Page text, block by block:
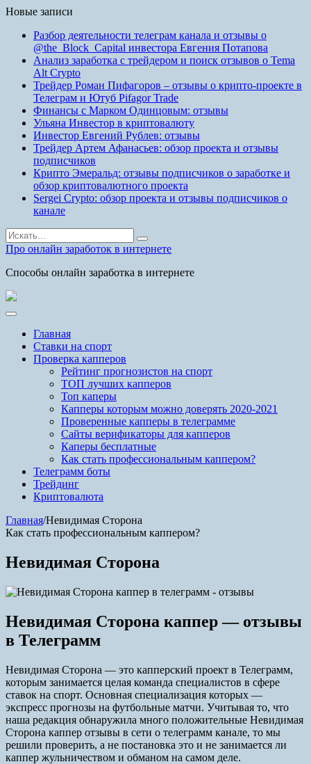
Новые записи
Разбор деятельности телеграм канала и отзывы о
@the_Block_Capital инвестора Евгения Потапова
Анализ заработка с трейдером и поиск отзывов о Tema
Alt Crypto
Трейдер Роман Пифагоров – отзывы о крипто-проекте в
Телеграм и Ютуб Pifagor Trade
Финансы с Марком Одинцовым: отзывы
Ульяна Инвестор в криптовалюту
Инвестор Евгений Рублев: отзывы
Трейдер Артем Афанасьев: обзор проекта и отзывы
подписчиков
Крипто Эмеральд: отзывы подписчиков о заработке и
обзор криптовалютного проекта
Sergei Crypto: обзор проекта и отзывы подписчиков о
канале
Найти:
Про онлайн заработок в интернете
Способы онлайн заработка в интернете
Главная
Ставки на спорт
Проверка капперов
Рейтинг прогнозистов на спорт
ТОП лучших капперов
Топ каперы
Капперы которым можно доверять 2020-2021
Проверенные капперы в телеграмме
Сайты верификаторы для капперов
Каперы бесплатные
Как стать профессиональным каппером?
Телеграмм боты
Трейдинг
Криптовалюта
Главная/Невидимая Сторона
Как стать профессиональным каппером?
Невидимая Сторона
Невидимая Сторона каппер — отзывы
в Телеграмм
Невидимая Сторона — это капперский проект в Телеграмм,
которым занимается целая команда специалистов в сфере
ставок на спорт. Основная специализация которых —
экспресс прогнозы на футбольные матчи. Учитывая то, что
наша редакция обнаружила много положительные Невидимая
Сторона каппер отзывы в сети о телеграмм канале, то мы
решили проверить, а не постановка это и не занимается ли
каппер жульничеством и обманом на самом деле.